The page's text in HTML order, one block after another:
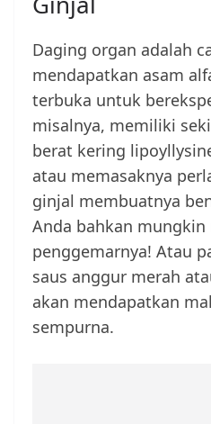
Daging organ adalah
mendapatkan asam
terbuka untuk
misalnya, memiliki
berat kering
atau memasaknya
ginjal membuatnya
Anda bahkan mungkin
penggemarnya! Atau
saus anggur merah
akan mendapatkan
sempurna.